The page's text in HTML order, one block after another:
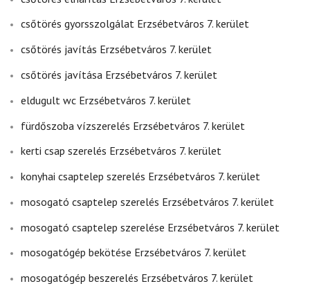
csőtörés gyorsszolgálat Erzsébetváros 7. kerület
csőtörés javítás Erzsébetváros 7. kerület
csőtörés javítása Erzsébetváros 7. kerület
eldugult wc Erzsébetváros 7. kerület
fürdőszoba vízszerelés Erzsébetváros 7. kerület
kerti csap szerelés Erzsébetváros 7. kerület
konyhai csaptelep szerelés Erzsébetváros 7. kerület
mosogató csaptelep szerelés Erzsébetváros 7. kerület
mosogató csaptelep szerelése Erzsébetváros 7. kerület
mosogatógép bekötése Erzsébetváros 7. kerület
mosogatógép beszerelés Erzsébetváros 7. kerület